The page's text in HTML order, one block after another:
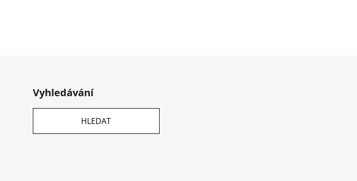
Vyhledávání
HLEDAT